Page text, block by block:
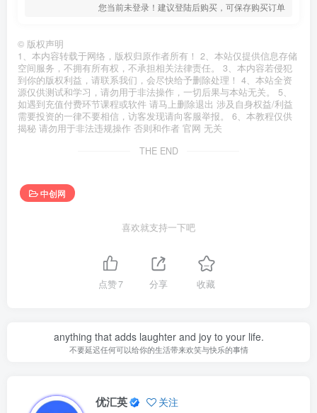
您当前未登录！建议登陆后购买，可保存购买订单
© 版权声明
1、本内容转载于网络，版权归原作者所有！ 2、本站仅提供信息存储
空间服务，不拥有所有权，不承担相关法律责任。 3、本内容若侵犯
到你的版权利益，请联系我们，会尽快给予删除处理！ 4、本站全资
源仅供测试和学习，请勿用于非法操作，一切后果与本站无关。 5、
如遇到充值付费环节课程或软件 请马上删除退出 涉及自身权益/利益
需要投资的一律不要相信，访客发现请向客服举报。 6、本教程仅供
揭秘 请勿用于非法违规操作 否则和作者 官网 无关
THE END
中创网
喜欢就支持一下吧
点赞7 分享 收藏
anything that adds laughter and joy to your life.
不要延迟任何可以给你的生活带来欢笑与快乐的事情
优汇英 关注